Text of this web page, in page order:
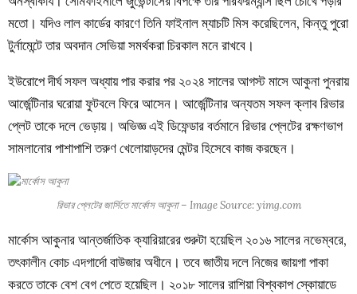
মতো। যদিও লাল কার্ডের কারণে তিনি ফাইনাল ম্যাচটি মিস করেছিলেন, কিন্তু পুরো
টুর্নামেন্টে তার অবদান সেভিয়া সমর্থকরা চিরকাল মনে রাখবে।
ইউরোপে দীর্ঘ সফল অধ্যায় পার করার পর ২০২৪ সালের আগস্ট মাসে আকুনা পুনরায়
আর্জেন্টিনার ঘরোয়া ফুটবলে ফিরে আসেন। আর্জেন্টিনার অন্যতম সফল ক্লাব রিভার
প্লেট তাকে দলে ভেড়ায়। অভিজ্ঞ এই ডিফেন্ডার বর্তমানে রিভার প্লেটের রক্ষণভাগ
সামলানোর পাশাপাশি তরুণ খেলোয়াড়দের মেন্টর হিসেবে কাজ করছেন।
রিভার প্লেটের জার্সিতে মার্কোস আকুনা – Image Source: yimg.com
মার্কোস আকুনার আন্তর্জাতিক ক্যারিয়ারের শুরুটা হয়েছিল ২০১৬ সালের নভেম্বরে,
তৎকালীন কোচ এদগার্দো বাউজার অধীনে। তবে জাতীয় দলে নিজের জায়গা পাকা
করতে তাকে বেশ বেগ পেতে হয়েছিল। ২০১৮ সালের রাশিয়া বিশ্বকাপ স্কোয়াডে